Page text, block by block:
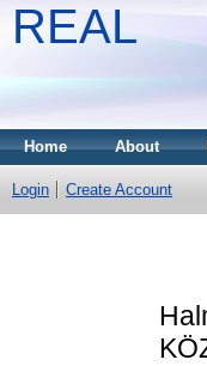
REAL
Home About
Login Create Account